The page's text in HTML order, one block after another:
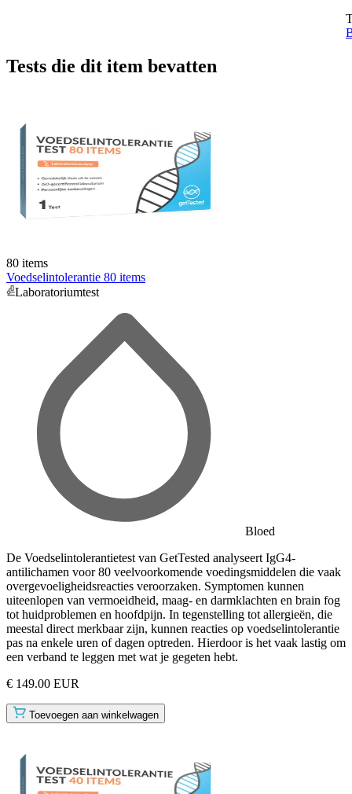
Tests die dit item bevatten
80 items
Voedselintolerantie 80 items
Laboratoriumtest
Bloed
De Voedselintolerantietest van GetTested analyseert IgG4-
antilichamen voor 80 veelvoorkomende voedingsmiddelen die vaak
overgevoeligheidsreacties veroorzaken. Symptomen kunnen
uiteenlopen van vermoeidheid, maag- en darmklachten en brain fog
tot huidproblemen en hoofdpijn. In tegenstelling tot allergieën, die
meestal direct merkbaar zijn, kunnen reacties op voedselintolerantie
pas na enkele uren of dagen optreden. Hierdoor is het vaak lastig om
een verband te leggen met wat je gegeten hebt.
€ 149.00 EUR
Toevoegen aan winkelwagen